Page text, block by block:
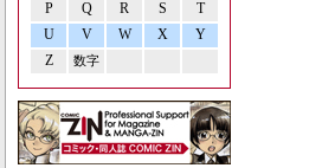
P Q R S
T
U
V W X
Y
Z
数字